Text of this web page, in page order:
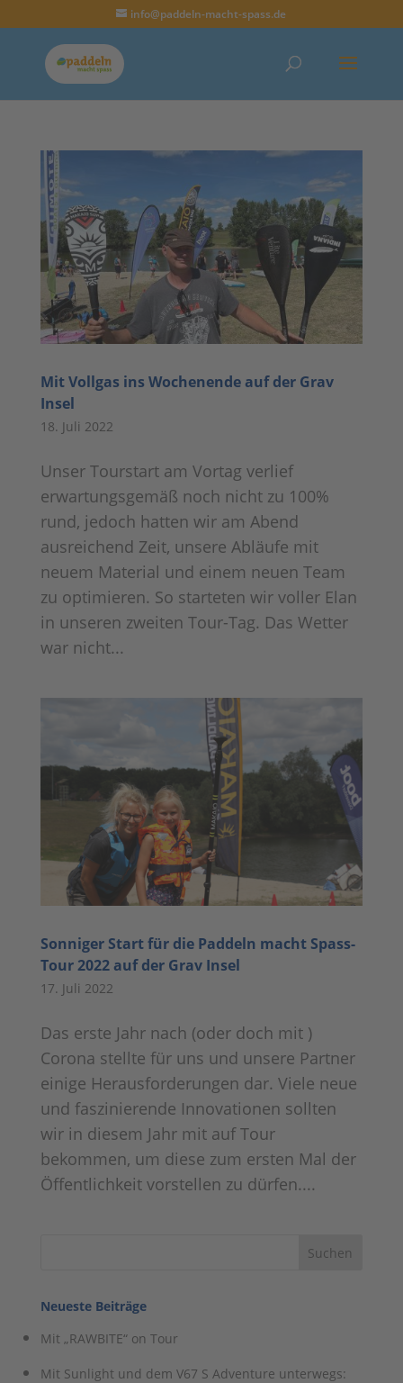
info@paddeln-macht-spass.de
Mit Vollgas ins Wochenende auf der Grav
Insel
18. Juli 2022
Unser Tourstart am Vortag verlief
erwartungsgemäß noch nicht zu 100%
rund, jedoch hatten wir am Abend
ausreichend Zeit, unsere Abläufe mit
neuem Material und einem neuen Team
zu optimieren. So starteten wir voller Elan
in unseren zweiten Tour-Tag. Das Wetter
war nicht...
Sonniger Start für die Paddeln macht Spass-
Tour 2022 auf der Grav Insel
17. Juli 2022
Das erste Jahr nach (oder doch mit )
Corona stellte für uns und unsere Partner
einige Herausforderungen dar. Viele neue
und faszinierende Innovationen sollten
wir in diesem Jahr mit auf Tour
bekommen, um diese zum ersten Mal der
Öffentlichkeit vorstellen zu dürfen....
Neueste Beiträge
Mit „RAWBITE“ on Tour
Mit Sunlight und dem V67 S Adventure unterwegs: